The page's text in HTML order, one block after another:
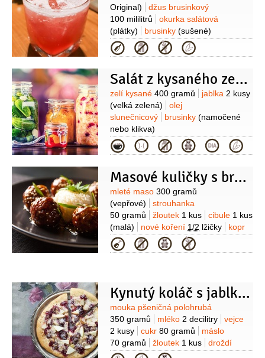
Original)
džus brusinkový
100 mililitrů
okurka salátová
(plátky)
brusinky (sušené)
Kategorie
Salát z kysaného zelí s brusinkami nebo klikvou
Suroviny
zelí kysané 400 gramů jablka 2 kusy
(velká zelená)
olej
slunečnicový
brusinky (namočené
nebo klikva)
Kategorie
Masové kuličky s brusinkovou omáčkou
Suroviny
mleté maso 300 gramů
(vepřové)
strouhanka
50 gramů
žloutek 1 kus cibule 1 kus
(malá)
nové koření 1/2 lžičky
kopr
1 hrst
(čerstvý) sůl pepř
brusinky200 gramů (mražené)
cukr
Kategorie
Kynutý koláč s jablky a brusinkami
Suroviny
mouka pšeničná polohrubá
350 gramů
mléko 2 decilitry
vejce
2 kusy
cukr 80 gramů
máslo
70 gramů
žloutek 1 kus
droždí
20 gramů
sůl1 špetka